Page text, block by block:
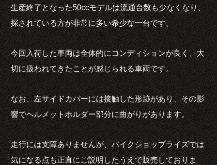
生産終了となった50ccモデルは流通台数も少なくなり、
探されている方が非常に多い希少な一台です。
今回入荷した車両は全体的にコンディションが良く、大
切に扱われてきたことが感じられる車両です。
なお、左サイドカバーには接触した形跡があり、その影
響でヘルメットホルダー部分に曲がりがあります。
走行には支障ありませんが、バイクショップライズでは
気になる点も正直にご説明したうえで販売しておりま